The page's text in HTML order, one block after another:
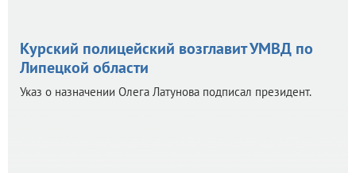
Курский полицейский возглавит УМВД по
Липецкой области
Указ о назначении Олега Латунова подписал президент.